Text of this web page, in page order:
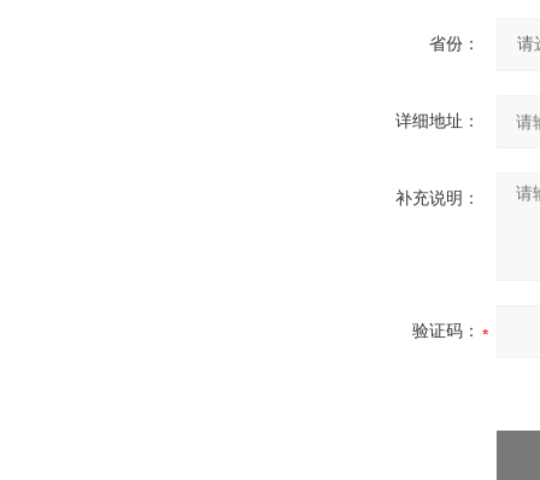
省份：
详细地址：
补充说明：
验证码：